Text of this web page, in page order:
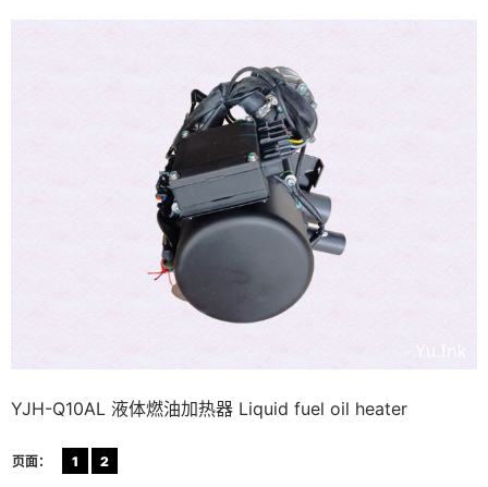
YJH-Q10AL 液体燃油加热器 Liquid fuel oil heater
页面： 1 2